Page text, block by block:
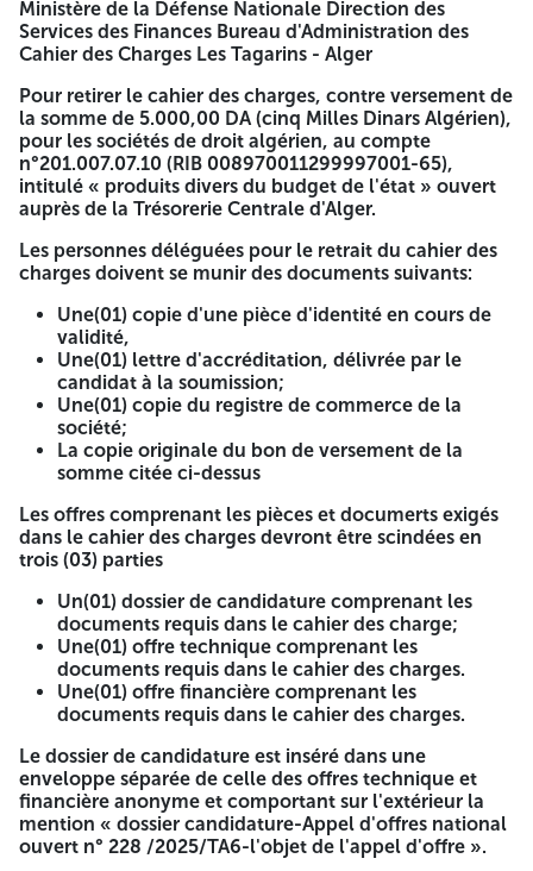
MINISTERE DE LA DEFENSE
NATIONALE
Avis d'Appel d'Offres National Ouvert
N°: 228 /2025/TA6
La Ministère de la défense Nationale, lance un avis d'appel
d'offres national ouvert pour: Acquisition, installation et
mise en service des équipements de laboratoires
criminalistiques relatifs à la chromatographie et la
Les entreprises intéressées par le présent avis d'appel
d'offres peuvent se présenter l'adresse ci-après:
Ministère de la Défense Nationale Direction des Services
des Finances Bureau d'Administration des Cahier des
Charges Les Tagarins - Alger
Pour retirer le cahier des charges, contre versement de la
somme de 5.000,00 DA (cinq Milles Dinars Algérien), pour
les sociétés de droit algérien, au compte n°201.007.07.10
(RIB 008970011299997001-65), intitulé « produits divers
du budget de l'état » ouvert auprès de la Trésorerie
Centrale d'Alger.
Les personnes déléguées pour le retrait du cahier des
charges doivent se munir des documents suivants:
Une(01) copie d'une pièce d'identité en cours de
validité,
Une(01) lettre d'accréditation, délivrée par le candidat
à la soumission;
Une(01) copie du registre de commerce de la société;
La copie originale du bon de versement de la somme
citée ci-dessus
Ministère de la Défense Nationale Direction des
Services des Finances Bureau d'Administration des
Cahier des Charges Les Tagarins - Alger
Pour retirer le cahier des charges, contre versement de
la somme de 5.000,00 DA (cinq Milles Dinars Algérien),
pour les sociétés de droit algérien, au compte
n°201.007.07.10 (RIB 008970011299997001-65),
intitulé « produits divers du budget de l'état » ouvert
auprès de la Trésorerie Centrale d'Alger.
Les personnes déléguées pour le retrait du cahier des
charges doivent se munir des documents suivants:
Une(01) copie d'une pièce d'identité en cours de
validité,
Une(01) lettre d'accréditation, délivrée par le
candidat à la soumission;
Une(01) copie du registre de commerce de la
société;
La copie originale du bon de versement de la
somme citée ci-dessus
Les offres comprenant les pièces et documerts exigés
dans le cahier des charges devront être scindées en
trois (03) parties
Un(01) dossier de candidature comprenant les
documents requis dans le cahier des charge;
Une(01) offre technique comprenant les
documents requis dans le cahier des charges.
Une(01) offre financière comprenant les
documents requis dans le cahier des charges.
Le dossier de candidature est inséré dans une
enveloppe séparée de celle des offres technique et
financière anonyme et comportant sur l'extérieur la
mention « dossier candidature-Appel d'offres national
ouvert n° 228 /2025/TA6-l'objet de l'appel d'offre ».